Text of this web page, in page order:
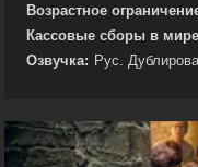
Возрастное
Кассовые сборы в
Озвучка: Рус.